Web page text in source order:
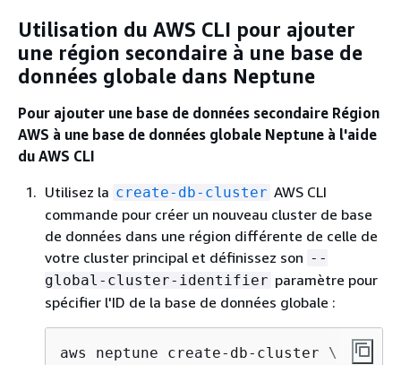
Utilisation du AWS CLI pour ajouter
une région secondaire à une base de
données globale dans Neptune
Pour ajouter une base de données secondaire Région
AWS à une base de données globale Neptune à l'aide
du AWS CLI
Utilisez la create-db-cluster AWS CLI
commande pour créer un nouveau cluster de base
de données dans une région différente de celle de
votre cluster principal et définissez son --
global-cluster-identifier paramètre pour
spécifier l'ID de la base de données globale :
aws neptune create-db-cluster \